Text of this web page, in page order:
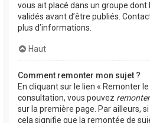
vous ait placé dans un groupe
validés avant d’être publiés.
plus d’informations.
Haut
Comment remonter mon sujet ?
En cliquant sur le lien « Remonter
consultation, vous pouvez remonter
sur la première page. Par ailleurs,
cela signifie que la remontée de